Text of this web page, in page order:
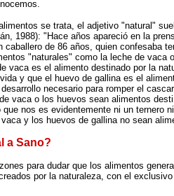
se trata, el adjetivo "natural"
1988): "Hace años apareció en la
caballero de 86 años, quien confesaba
"naturales" como la leche de vaca
vaca es el alimento destinado por la
y que el huevo de gallina es el
necesario para romper el
vaca o los huevos sean alimentos
que nos es evidentemente ni un ternero
y los huevos de gallina no sean
a Sano?
para dudar que los alimentos
por la naturaleza, con el